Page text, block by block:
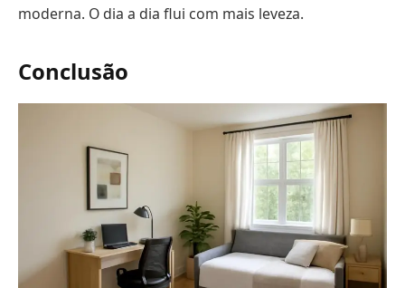
moderna. O dia a dia flui com mais leveza.
Conclusão